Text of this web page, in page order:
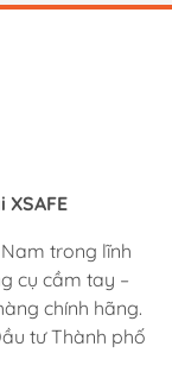
trong lĩnh
cụ cầm tay –
chính hãng.
tư Thành phố